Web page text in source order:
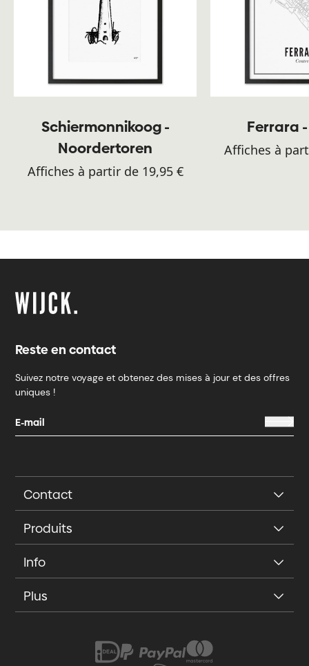
Schiermonnikoog -
Noordertoren
Affiches à partir de 19,95 €
Ferrara
Affiches à
Reste en contact
Suivez notre voyage et obtenez des mises à jour et des offres
uniques !
Contact
Produits
Info
Plus